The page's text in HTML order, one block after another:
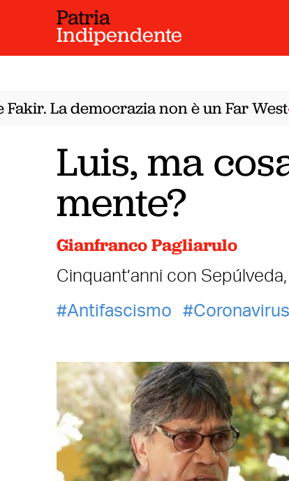
Patria
Indipendente
La democrazia non è un Far West•Il
Luis, ma
mente?
Gianfranco Pagliarulo
Cinquant’anni con
Antifascismo
Coronavirus